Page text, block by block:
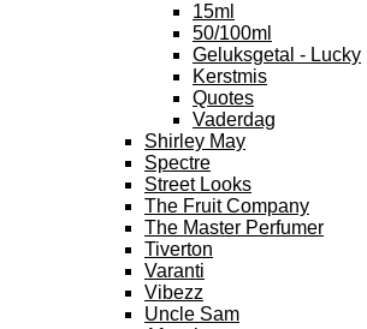
15ml
50/100ml
Geluksgetal - Lucky
Kerstmis
Quotes
Vaderdag
Shirley May
Spectre
Street Looks
The Fruit Company
The Master Perfumer
Tiverton
Varanti
Vibezz
Uncle Sam